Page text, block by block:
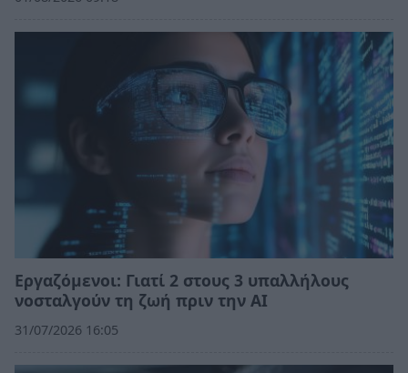
Εργαζόμενοι: Γιατί 2 στους 3 υπαλλήλους
νοσταλγούν τη ζωή πριν την ΑΙ
31/07/2026 16:05